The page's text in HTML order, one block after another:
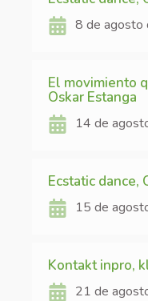
8 de agosto
El movimiento
Oskar Estanga
14 de
Ecstatic dance,
15 de
Kontakt inpro,
21 de